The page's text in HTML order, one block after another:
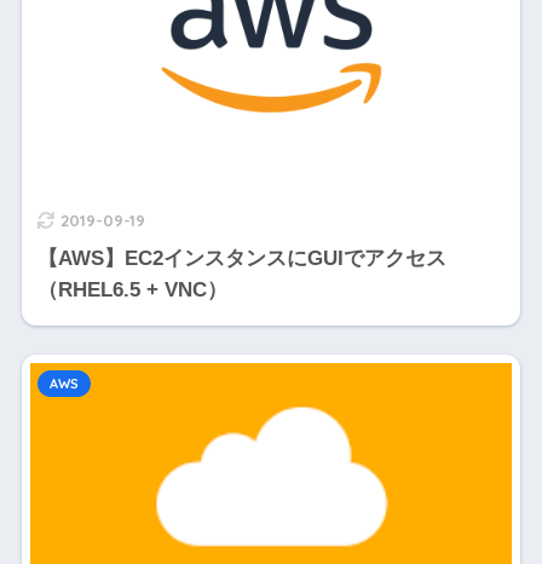
2019-09-19
【AWS】EC2インスタンスにGUIでアクセス
（RHEL6.5 + VNC）
AWS